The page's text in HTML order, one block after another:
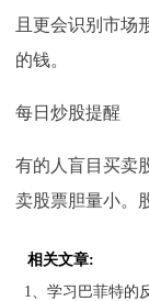
且更会识别市场
的钱。
每日炒股提醒
有的人盲目买卖
卖股票胆量小。
相关文章:
1、学习巴菲特的